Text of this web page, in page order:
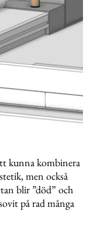
kunna kombinera
men också
blir ”död” och
på rad många